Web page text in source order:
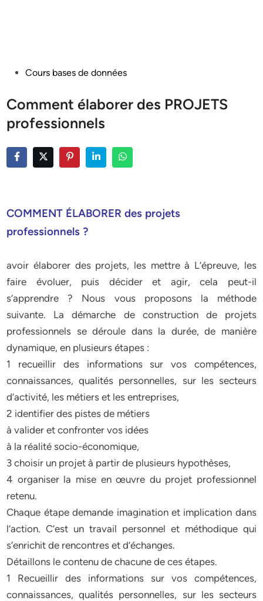
PostedCours bases de données
Comment élaborer des PROJETS
professionnels
COMMENT ÉLABORER des projets
professionnels ?
avoir élaborer des projets, les mettre à L’épreuve, les
faire évoluer, puis décider et agir, cela peut-il
s’apprendre ? Nous vous proposons la méthode
suivante. La démarche de construction de projets
professionnels se déroule dans la durée, de manière
dynamique, en plusieurs étapes :
1 recueillir des informations sur vos compétences,
connaissances, qualités personnelles, sur les secteurs
d’activité, les métiers et les entreprises,
2 identifier des pistes de métiers
à valider et confronter vos idées
à la réalité socio-économique,
3 choisir un projet à partir de plusieurs hypothèses,
4 organiser la mise en œuvre du projet professionnel
retenu.
Chaque étape demande imagination et implication dans
l’action. C’est un travail personnel et méthodique qui
s’enrichit de rencontres et d’échanges.
Détaillons le contenu de chacune de ces étapes.
1 Recueillir des informations sur vos compétences,
connaissances, qualités personnelles, sur les secteurs